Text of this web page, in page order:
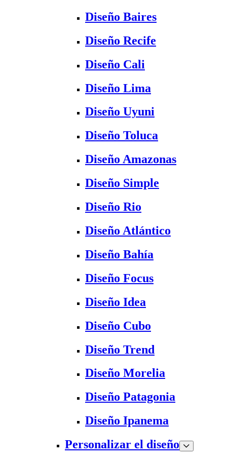
Diseño Baires
Diseño Recife
Diseño Cali
Diseño Lima
Diseño Uyuni
Diseño Toluca
Diseño Amazonas
Diseño Simple
Diseño Rio
Diseño Atlántico
Diseño Bahía
Diseño Focus
Diseño Idea
Diseño Cubo
Diseño Trend
Diseño Morelia
Diseño Patagonia
Diseño Ipanema
Personalizar el diseño